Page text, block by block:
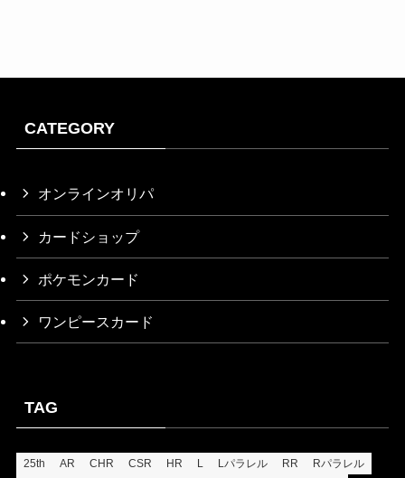
2026/1/5
¥40,000
2025/12/22
¥13,500
2025/12/18
2025/12/18
2025/12/18
¥11,000
2025/12/17
2025/11/29
¥9,700
2025/11/29
¥9,500
CATEGORY
オンラインオリパ
カードショップ
ポケモンカード
ワンピースカード
TAG
25th AR CHR CSR HR L Lパラレル RR
Rパラレル